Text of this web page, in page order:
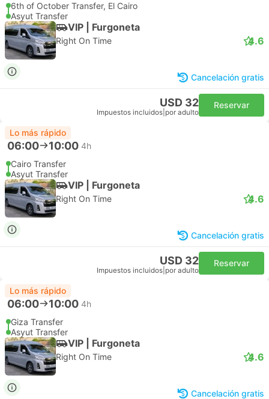
6th of October Transfer, El Cairo
Asyut Transfer
VIP | Furgoneta
Right On Time 4.6
Cancelación gratis
USD 32
Impuestos incluidos por adulto
Reservar
Lo más rápido
06:00 10:00 4h
Cairo Transfer
Asyut Transfer
VIP | Furgoneta
Right On Time 4.6
Cancelación gratis
USD 32
Impuestos incluidos por adulto
Reservar
Lo más rápido
06:00 10:00 4h
Giza Transfer
Asyut Transfer
VIP | Furgoneta
Right On Time 4.6
Cancelación gratis